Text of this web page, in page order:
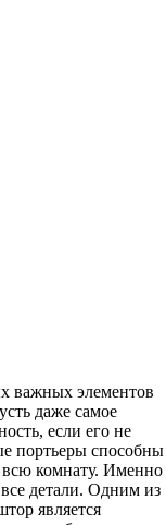
важных элементов
даже самое
если его не
портьеры способны
всю комнату. Именно
детали. Одним из
является